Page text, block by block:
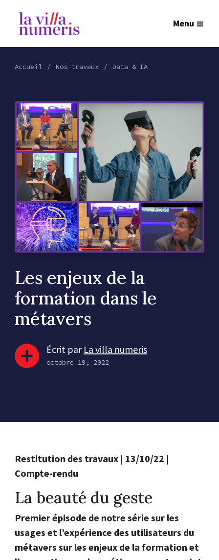
Menu
Accueil Nos travaux Data & IA
Les enjeux de la
formation dans le
métavers
Écrit par La villa numeris
octobre 19, 2022
Restitution des travaux | 13/10/22 |
Compte-rendu
La beauté du geste
Premier épisode de notre série sur les
usages et l’expérience des utilisateurs du
métavers sur les enjeux de la formation et